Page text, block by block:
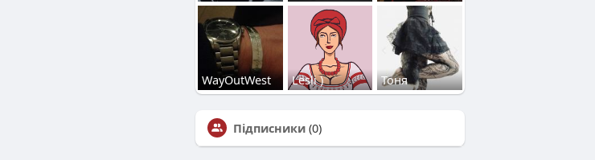
WayOutWest Lesli ) Тоня
Підписники (0)